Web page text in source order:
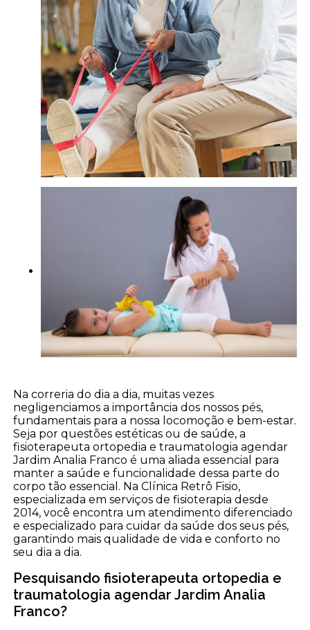
Na correria do dia a dia, muitas vezes
negligenciamos a importância dos nossos pés,
fundamentais para a nossa locomoção e bem-estar.
Seja por questões estéticas ou de saúde, a
fisioterapeuta ortopedia e traumatologia agendar
Jardim Analia Franco é uma aliada essencial para
manter a saúde e funcionalidade dessa parte do
corpo tão essencial. Na Clínica Retrô Fisio,
especializada em serviços de fisioterapia desde
2014, você encontra um atendimento diferenciado
e especializado para cuidar da saúde dos seus pés,
garantindo mais qualidade de vida e conforto no
seu dia a dia.
Pesquisando fisioterapeuta ortopedia e
traumatologia agendar Jardim Analia
Franco?